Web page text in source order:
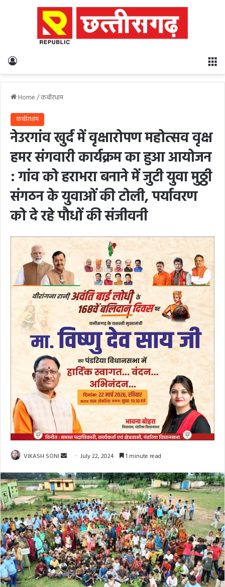
Home/कबीरधाम
कबीरधाम
नेउरगांव खुर्द में वृक्षारोपण महोत्सव वृक्ष
हमर संगवारी कार्यक्रम का हुआ आयोजन
: गांव को हराभरा बनाने में जुटी युवा मुठ्ठी
संगठन के युवाओं की टोली, पर्यावरण
को दे रहे पौधों की संजीवनी
VIKASH SONI
Send
email
July 22, 2024 1 minute read